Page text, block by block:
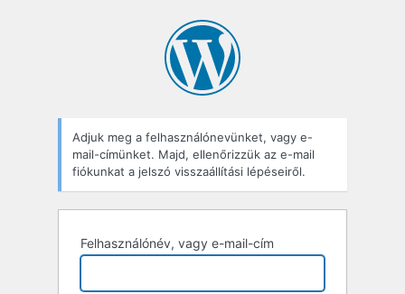
Adjuk meg a felhasználónevünket, vagy e-
mail-címünket. Majd, ellenőrizzük az e-mail
fiókunkat a jelszó visszaállítási lépéseiről.
Felhasználónév, vagy e-mail-cím